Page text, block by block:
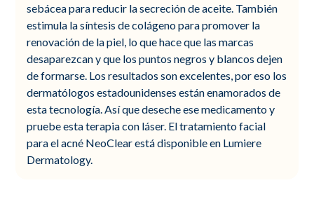
sebácea para reducir la secreción de aceite. También
estimula la síntesis de colágeno para promover la
renovación de la piel, lo que hace que las marcas
desaparezcan y que los puntos negros y blancos dejen
de formarse. Los resultados son excelentes, por eso los
dermatólogos estadounidenses están enamorados de
esta tecnología. Así que deseche ese medicamento y
pruebe esta terapia con láser. El tratamiento facial
para el acné NeoClear está disponible en Lumiere
Dermatology.